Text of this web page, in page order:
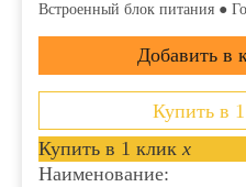
Встроенный блок питания ●
Купить в
Купить в 1 клик x
Наименование: